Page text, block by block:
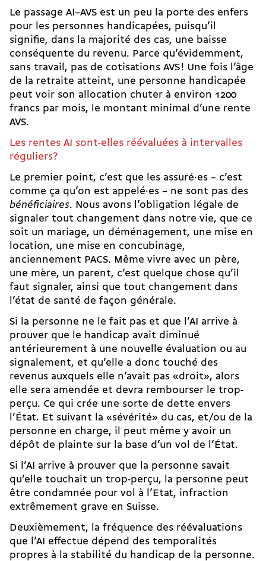
Le passage AI–AVS est un peu la porte des enfers
pour les personnes handicapées, puisqu’il
signifie, dans la majorité des cas, une baisse
conséquente du revenu. Parce qu’évidemment,
sans travail, pas de cotisations AVS ! Une fois l’âge
de la retraite atteint, une personne handicapée
peut voir son allocation chuter à environ 1200
francs par mois, le montant minimal d’une rente
AVS.
Les rentes AI sont-elles réévaluées à intervalles
réguliers?
Le premier point, c’est que les assuré·es – c’est
comme ça qu’on est appelé·es – ne sont pas des
bénéficiaires. Nous avons l’obligation légale de
signaler tout changement dans notre vie, que ce
soit un mariage, un déménagement, une mise en
location, une mise en concubinage,
anciennement PACS. Même vivre avec un père,
une mère, un parent, c’est quelque chose qu’il
faut signaler, ainsi que tout changement dans
l’état de santé de façon générale.
Si la personne ne le fait pas et que l’AI arrive à
prouver que le handicap avait diminué
antérieurement à une nouvelle évaluation ou au
signalement, et qu’elle a donc touché des
revenus auxquels elle n’avait pas «droit», alors
elle sera amendée et devra rembourser le trop-
perçu. Ce qui crée une sorte de dette envers
l’État. Et suivant la «sévérité» du cas, et/ou de la
personne en charge, il peut même y avoir un
dépôt de plainte sur la base d’un vol de l’État.
Si l’AI arrive à prouver que la personne savait
qu’elle touchait un trop-perçu, la personne peut
être condamnée pour vol à l’Etat, infraction
extrêmement grave en Suisse.
Deuxièmement, la fréquence des réévaluations
que l’AI effectue dépend des temporalités
propres à la stabilité du handicap de la personne.